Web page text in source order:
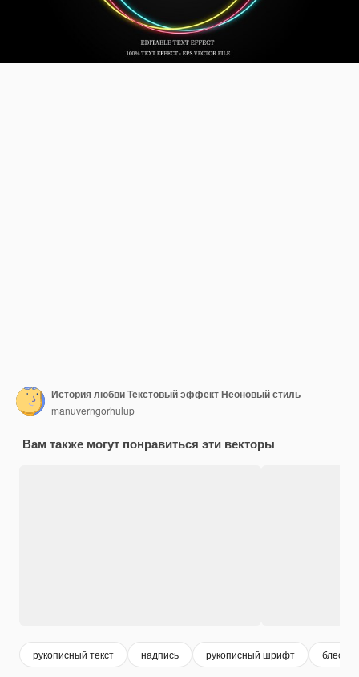
История любви Текстовый эффект Неоновый стиль
manuverngorhulup
Вам также могут понравиться эти векторы
рукописный текст надпись рукописный шрифт